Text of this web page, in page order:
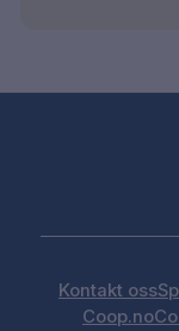
Kontakt oss
Coop.no